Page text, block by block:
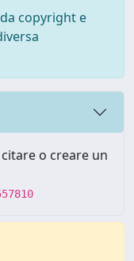
copyright e
o creare un